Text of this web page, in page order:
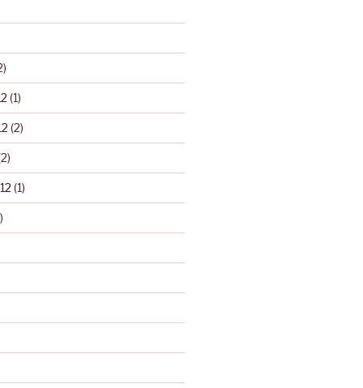
(1)
(2)
(1)